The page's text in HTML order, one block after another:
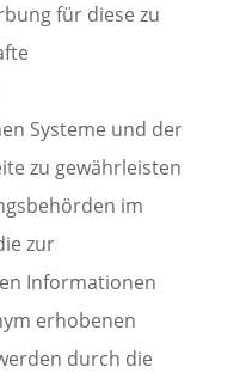
für diese zu
Systeme und der
zu gewährleisten
im
zur
Informationen
erhobenen
durch die